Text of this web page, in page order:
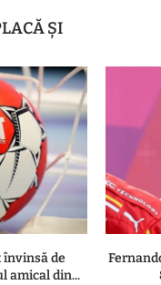
ȘI
învinsă de
amical din...